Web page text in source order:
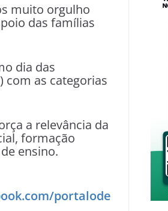
muito orgulho
das famílias
dia das
com as categorias
a relevância da
formação
ensino.
portalode